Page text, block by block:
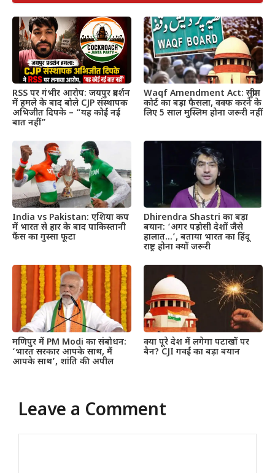
RSS पर गंभीर आरोप: जयपुर प्रदर्शन
में हमले के बाद बोले CJP संस्थापक
अभिजीत दिपके – “यह कोई नई
बात नहीं”
Waqf Amendment Act: सुप्रीम
कोर्ट का बड़ा फैसला, वक्फ करने के
लिए 5 साल मुस्लिम होना जरूरी नहीं
India vs Pakistan: एशिया कप
में भारत से हार के बाद पाकिस्तानी
फैंस का गुस्सा फूटा
Dhirendra Shastri का बड़ा
बयान: ‘अगर पड़ोसी देशों जैसे
हालात…’, बताया भारत का हिंदू
राष्ट्र होना क्यों जरूरी
मणिपुर में PM Modi का संबोधन:
‘भारत सरकार आपके साथ, मैं
आपके साथ’, शांति की अपील
क्या पूरे देश में लगेगा पटाखों पर
बैन? CJI गवई का बड़ा बयान
Leave a Comment